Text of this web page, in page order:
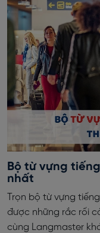
Bộ từ vựng
nhất
Trọn bộ từ vựng
được những rắc rối
cùng Langmaster